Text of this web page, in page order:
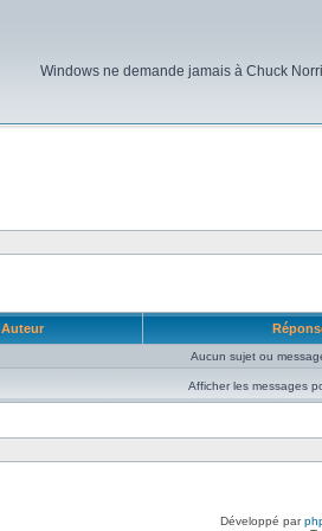
Windows ne demande jamais à Chuck
Auteur
Aucun sujet ou
Afficher les messages
Développé par